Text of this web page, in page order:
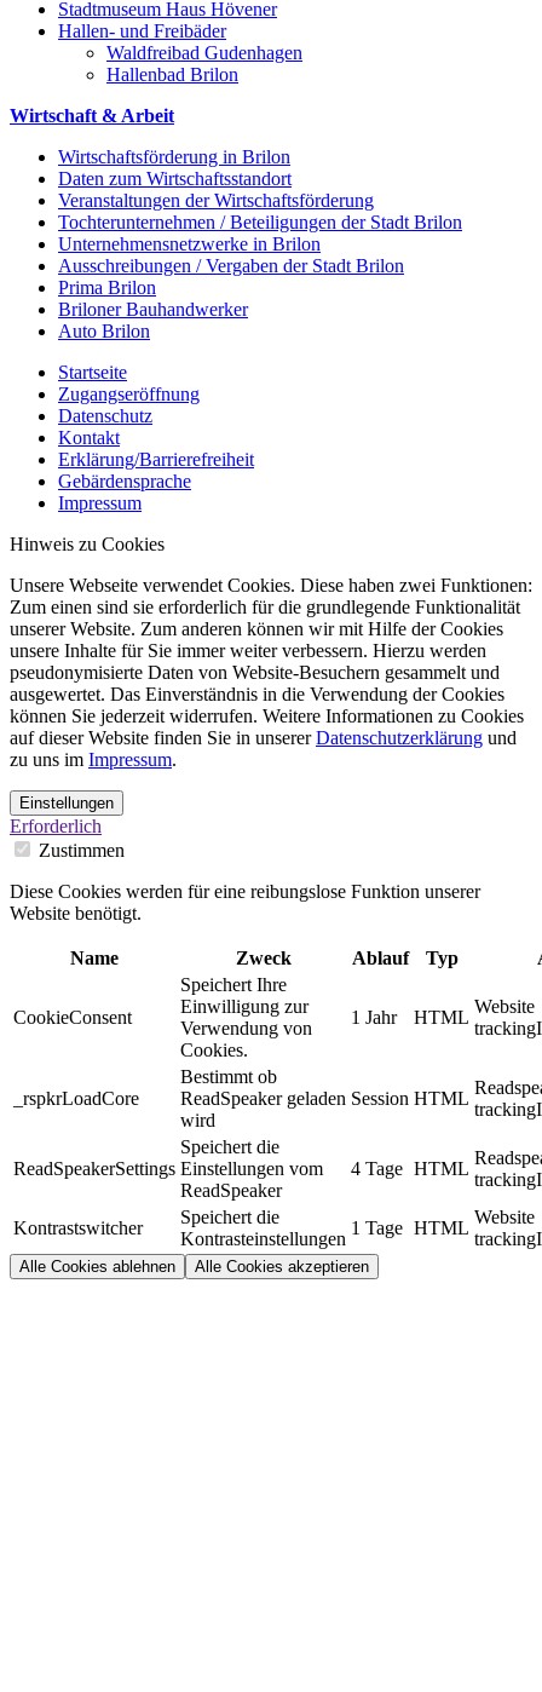
Stadtmuseum Haus Hövener
Hallen- und Freibäder
Waldfreibad Gudenhagen
Hallenbad Brilon
Wirtschaft & Arbeit
Wirtschaftsförderung in Brilon
Daten zum Wirtschaftsstandort
Veranstaltungen der Wirtschaftsförderung
Tochterunternehmen / Beteiligungen der Stadt Brilon
Unternehmensnetzwerke in Brilon
Ausschreibungen / Vergaben der Stadt Brilon
Prima Brilon
Briloner Bauhandwerker
Auto Brilon
Startseite
Zugangseröffnung
Datenschutz
Kontakt
Erklärung/Barrierefreiheit
Gebärdensprache
Impressum
Hinweis zu Cookies
Unsere Webseite verwendet Cookies. Diese haben zwei Funktionen:
Zum einen sind sie erforderlich für die grundlegende Funktionalität
unserer Website. Zum anderen können wir mit Hilfe der Cookies
unsere Inhalte für Sie immer weiter verbessern. Hierzu werden
pseudonymisierte Daten von Website-Besuchern gesammelt und
ausgewertet. Das Einverständnis in die Verwendung der Cookies
können Sie jederzeit widerrufen. Weitere Informationen zu Cookies
auf dieser Website finden Sie in unsererDatenschutzerklärung und
zu uns im Impressum.
Einstellungen
Erforderlich
Zustimmen
Diese Cookies werden für eine reibungslose Funktion unserer
Website benötigt.
Name Zweck Ablauf Typ
CookieConsent
Speichert Ihre
Einwilligung zur
Verwendung von
Cookies.
1 Jahr HTML
Website
_rspkrLoadCore
Bestimmt ob
ReadSpeaker geladen
wird
Session HTML
ReadSpeakerSettings
Speichert die
Einstellungen vom
ReadSpeaker
4 Tage HTML
Kontrastswitcher
Speichert die
Kontrasteinstellungen
1 Tage HTML
Website
Alle Cookies ablehnen Alle Cookies akzeptieren